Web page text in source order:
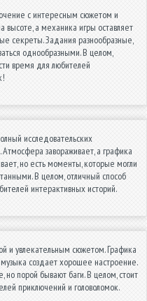
с интересным сюжетом и
высоте, а механика игры оставляет
секреты. Задания разнообразные,
однообразными. В целом,
время для любителей
исследовательских
завораживает, а графика
но есть моменты, которые могли
В целом, отличный способ
интерактивных историй.
и увлекательным сюжетом. Графика
создает хорошее настроение.
но порой бывают баги. В целом, стоит
приключений и головоломок.